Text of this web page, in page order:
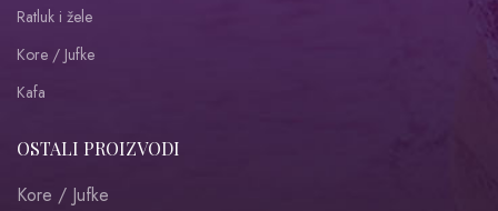
Ratluk i žele
Kore / Jufke
Kafa
OSTALI PROIZVODI
Kore / Jufke